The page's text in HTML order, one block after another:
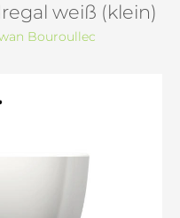
weiß (klein)
Bouroullec